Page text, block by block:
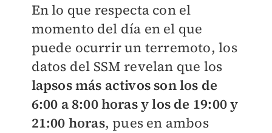
En lo que respecta con el
momento del día en el que
puede ocurrir un terremoto, los
datos del SSM revelan que los
lapsos más activos son los de
6:00 a 8:00 horas y los de 19:00 y
21:00 horas, pues en ambos